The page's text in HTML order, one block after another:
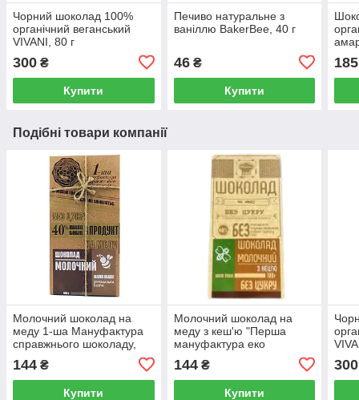
Чорний шоколад 100%
органічний веганський
VIVANI, 80 г
300 ₴
Купити
Печиво натуральне з
ваніллю BakerBee, 40 г
46₴
Купити
185
Подібні товари компанії
Молочний шоколад на
меду 1-ша Мануфактура
справжнього шоколаду,
144 ₴
Купити
Молочний шоколад на
меду з кеш'ю "Перша
мануфактура еко
144₴
Купити
300